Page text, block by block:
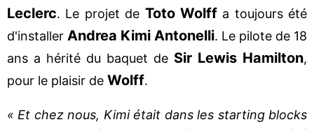
Leclerc. Le projet de Toto Wolff a toujours été
d'installer Andrea Kimi Antonelli. Le pilote de 18
ans a hérité du baquet de Sir Lewis Hamilton,
pour le plaisir de Wolff.
« Et chez nous, Kimi était dans les starting blocks